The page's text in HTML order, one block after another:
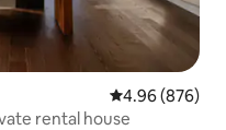
평점 4.96점(5
4.96 (876)
rental house